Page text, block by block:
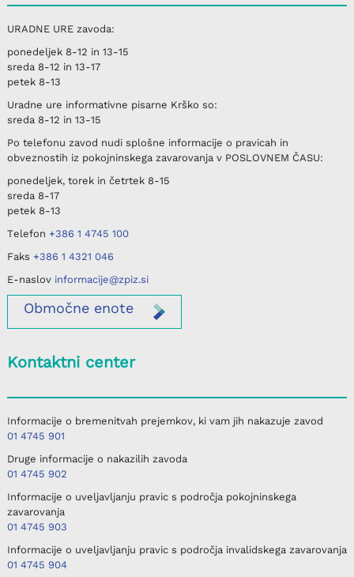
URADNE UREzavoda:
ponedeljek8-12 in 13-15
sreda8-12 in 13-17
petek8-13
Uradne ure informativne pisarne Krško so:
sreda8-12 in 13-15
Po telefonu zavod nudi splošne informacije o pravicah in
obveznostih iz pokojninskega zavarovanja v POSLOVNEM ČASU:
ponedeljek, torek in četrtek8-15
sreda8-17
petek8-13
Telefon +386 1 4745 100
Faks +386 1 4321 046
E-naslov informacije@zpiz.si
Območneenote
Kontaktni center
Informacije o bremenitvah prejemkov, ki vam jih nakazuje zavod
01 4745 901
Druge informacije o nakazilih zavoda
01 4745 902
Informacije o uveljavljanju pravic s področja pokojninskega
zavarovanja
01 4745 903
Informacije o uveljavljanju pravic s področja invalidskega zavarovanja
01 4745 904